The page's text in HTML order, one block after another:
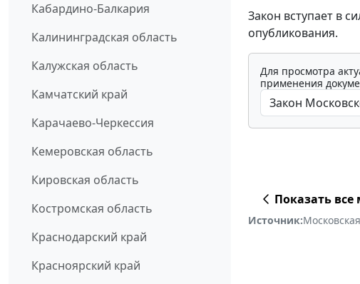
Кабардино-Балкария
Калининградская область
Калужская область
Камчатский край
Карачаево-Черкессия
Кемеровская область
Кировская область
Костромская область
Краснодарский край
Красноярский край
Закон вступает в
опубликования.
Для просмотра
применения
Показать
Источник: